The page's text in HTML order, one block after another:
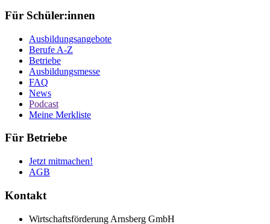
Für Schüler:innen
Ausbildungsangebote
Berufe A-Z
Betriebe
Ausbildungsmesse
FAQ
News
Podcast
Meine Merkliste
Für Betriebe
Jetzt mitmachen!
AGB
Kontakt
Wirtschaftsförderung Arnsberg GmbH